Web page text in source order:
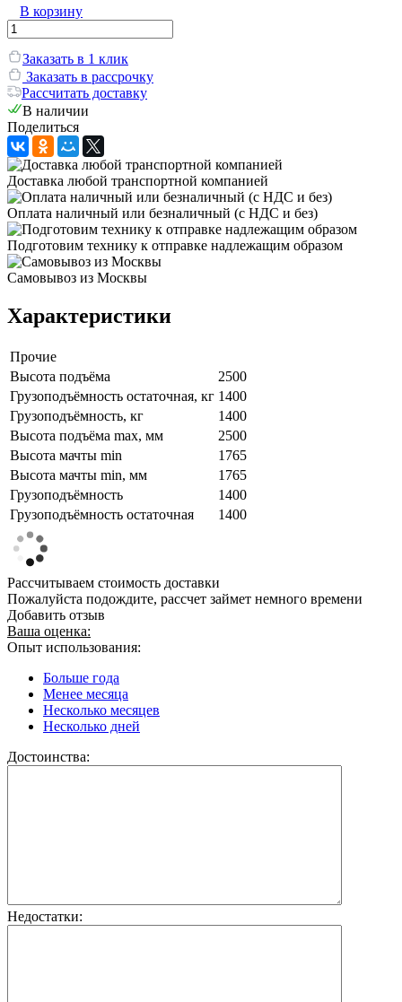
В корзину
Заказать в 1 клик
Заказать в рассрочку
Рассчитать доставку
В наличии
Поделиться
Доставка любой транспортной компанией
Оплата наличный или безналичный (с НДС и без)
Подготовим технику к отправке надлежащим образом
Самовывоз из Москвы
Характеристики
Прочие
Высота подъёма
2500
Грузоподъёмность остаточная, кг 1400
Грузоподъёмность, кг
1400
Высота подъёма max, мм
2500
Высота мачты min
1765
Высота мачты min, мм
1765
Грузоподъёмность
1400
Грузоподъёмность остаточная
1400
Рассчитываем стоимость доставки
Пожалуйста подождите, рассчет займет немного времени
Добавить отзыв
Ваша оценка:
Опыт использования:
Больше года
Менее месяца
Несколько месяцев
Несколько дней
Достоинства:
Недостатки: